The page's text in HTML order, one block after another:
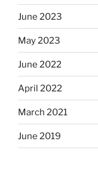
June 2023
May 2023
June 2022
April 2022
March 2021
June 2019